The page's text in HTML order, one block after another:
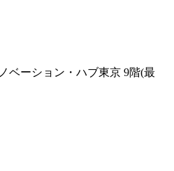
ベーション・ハブ東京 9階(最